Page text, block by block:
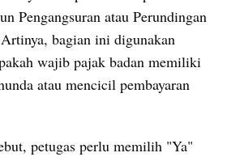
Pengangsuran atau Perundingan
bagian ini digunakan
wajib pajak badan memiliki
atau mencicil pembayaran
petugas perlu memilih "Ya"